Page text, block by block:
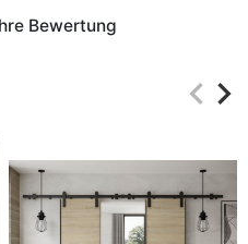
Bewertung
keyboard_arrow_left
keyboard_arrow_right